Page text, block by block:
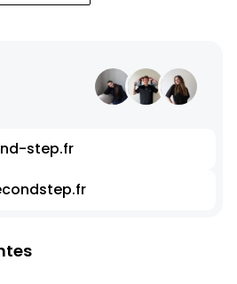
step.fr